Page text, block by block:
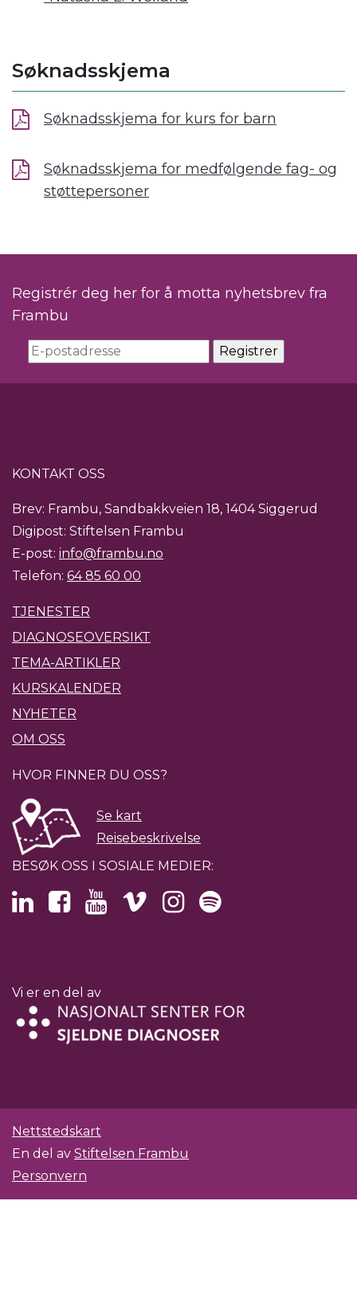
Søknadsskjema
Søknadsskjema for kurs for barn
Søknadsskjema for medfølgende fag- og
støttepersoner
Registrér deg her for å motta nyhetsbrev fra
Frambu
KONTAKT OSS
Brev: Frambu, Sandbakkveien 18, 1404 Siggerud
Digipost: Stiftelsen Frambu
E-post: info@frambu.no
Telefon: 64 85 60 00
TJENESTER
DIAGNOSEOVERSIKT
TEMA-ARTIKLER
KURSKALENDER
NYHETER
OM OSS
HVOR FINNER DU OSS?
Se kart
Reisebeskrivelse
BESØK OSS I SOSIALE MEDIER:
Vi er en del av
Nettstedskart
En del av Stiftelsen Frambu
Personvern